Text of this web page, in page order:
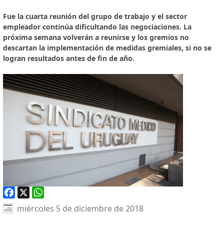
Fue la cuarta reunión del grupo de trabajo y el sector
empleador continúa dificultando las negociaciones. La
próxima semana volverán a reunirse y los gremios no
descartan la implementación de medidas gremiales, si no se
logran resultados antes de fin de año.
Facebook
X WhatsApp
miércoles 5 de diciembre de 2018